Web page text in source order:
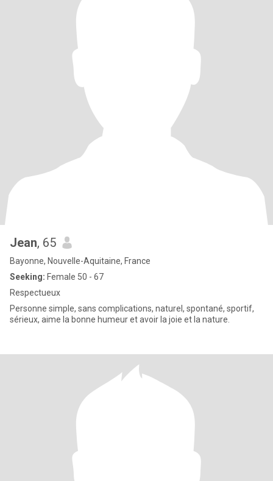
Jean, 65
Bayonne, Nouvelle-Aquitaine, France
Seeking: Female 50 - 67
Respectueux
Personne simple, sans complications, naturel, spontané, sportif,
sérieux, aime la bonne humeur et avoir la joie et la nature.